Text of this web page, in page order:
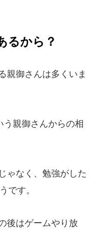
るから？
親御さんは多くいま
親御さんからの相
ゃなく、勉強がした
です。
後はゲームやり放